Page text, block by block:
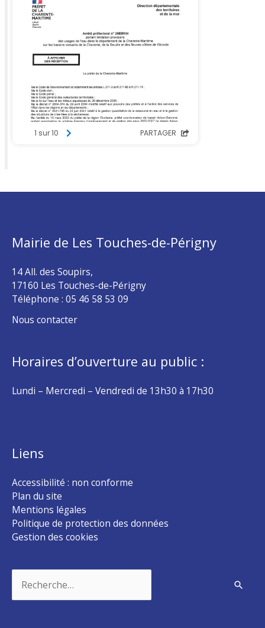
Mairie de Les Touches-de-Périgny
14 All. des Soupirs,
17160 Les Touches-de-Périgny
Téléphone : 05 46 58 53 09
Nous contacter
Horaires d’ouverture au public :
Lundi – Mercredi – Vendredi de 13h30 à 17h30
Liens
Accessibilité : non conforme
Plan du site
Mentions légales
Politique de protection des données
Gestion des cookies